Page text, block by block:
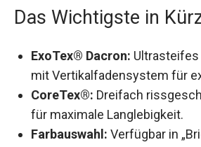
Das Wichtigste in
ExoTex® Dacron: Ultrasteifes
mit Vertikalfadensystem für
CoreTex®: Dreifach
für maximale Langlebigkeit.
Farbauswahl: Verfügbar in